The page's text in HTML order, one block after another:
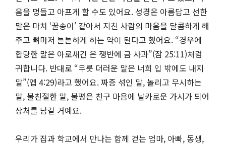
음을 멍들고 아프게 할 수도 있어요. 성경은 아름답고 선한
말은 마치 ‘꿀송이’ 같아서 지친 사람의 마음을 달콤하게 해
주고 뼈마저 튼튼하게 하는 약이 된다고 했어요. “경우에
합당한 말은 아로새긴 은 쟁반에 금 사과”(잠 25:11)처럼
귀합니다. 반대로 “무릇 더러운 말은 너희 입 밖에도 내지
말”(엡 4:29)라고 했어요. 짜증 섞인 말, 놀리고 무시하는
말, 불친절한 말, 불평은 친구 마음에 날카로운 가시가 되어
상처를 남길 거예요.
우리가 집과 학교에서 만나는 함께 걷는 엄마, 아빠, 동생,